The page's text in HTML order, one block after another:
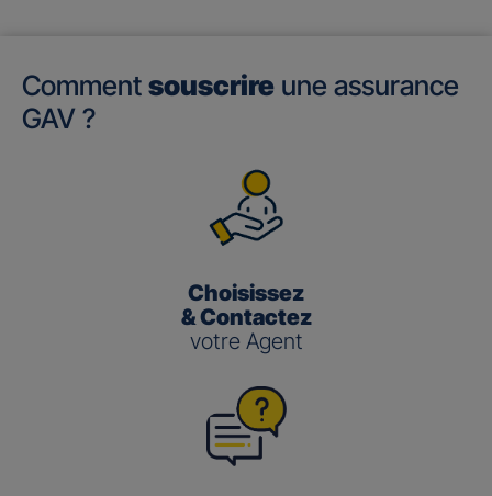
Comment souscrire une assurance
GAV ?
Choisissez
& Contactez
votre Agent